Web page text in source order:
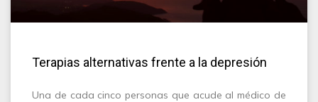
Terapias alternativas frente a la depresión
Una de cada cinco personas que acude al médico de